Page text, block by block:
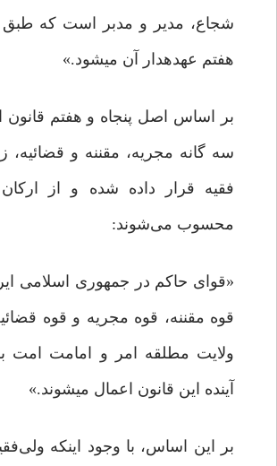
شجاع، مدیر و مدبر است که
هفتم عهده‏دار آن می‏شود.»
بر اساس اصل پنجاه و هفتم
سه گانه مجریه، مقننه و قضائیه،
فقیه قرار داده شده و از
محسوب می‌شوند:
«قوای حاکم در جمهوری اسلامی
قوه مقننه، قوه مجریه و قوه
ولایت مطلقه امر و امامت امت
آینده این قانون اعمال می‏شوند.»
بر این اساس،‌ با وجود اینکه